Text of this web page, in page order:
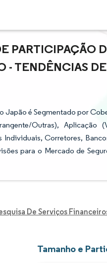
PARTICIPAÇÃO
- TENDÊNCIAS
Japão é Segmentado por
Outras), Aplicação
Individuais, Corretores,
para o Mercado de
De Serviços
Tamanho e